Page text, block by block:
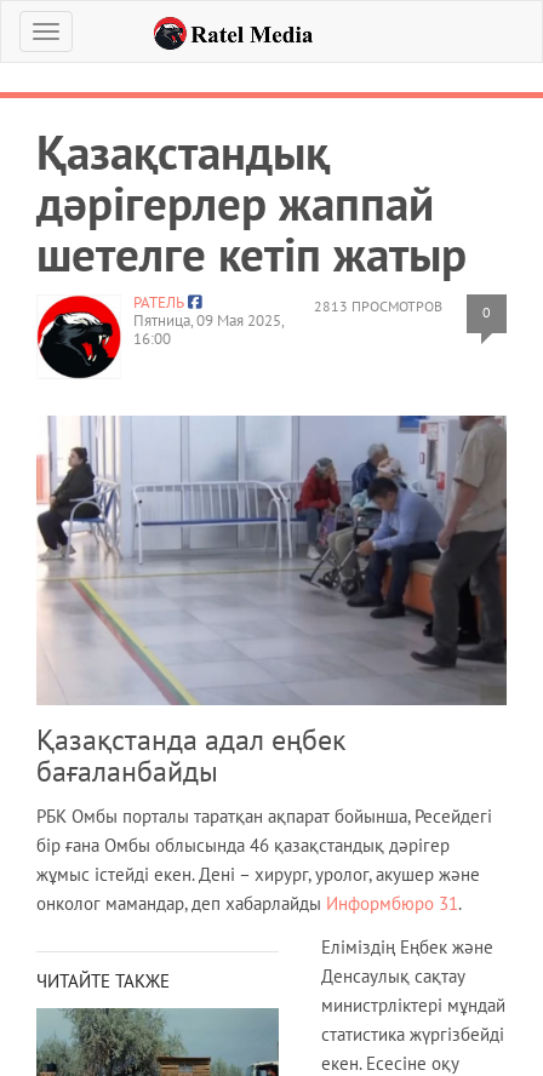
Меню
Қазақстандық
дәрігерлер жаппай
шетелге кетіп жатыр
2813 ПРОСМОТРОВ 0
РАТЕЛЬ
Пятница, 09 Мая 2025,
16:00
Қазақстанда адал еңбек
бағаланбайды
РБК Омбы порталы таратқан ақпарат бойынша, Ресейдегі
бір ғана Омбы облысында 46 қазақстандық дәрігер
жұмыс істейді екен. Дені – хирург, уролог, акушер және
онколог мамандар, деп хабарлайды Информбюро 31 .
ЧИТАЙТЕ ТАКЖЕ
Еліміздің Еңбек және
Денсаулық сақтау
министрліктері мұндай
статистика жүргізбейді
екен. Есесіне оқу